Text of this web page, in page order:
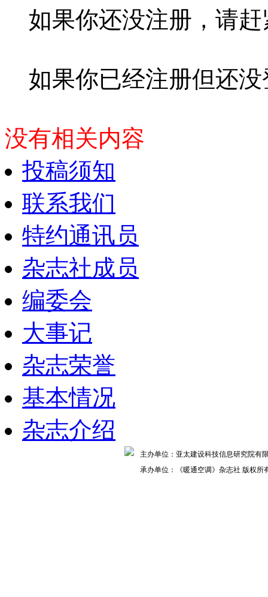
如果你还没注册，请赶
如果你已经注册但还没
没有相关内容
投稿须知
联系我们
特约通讯员
杂志社成员
编委会
大事记
杂志荣誉
基本情况
杂志介绍
主办单位：亚太建设科技信息研究院
承办单位：《暖通空调》杂志社 版权